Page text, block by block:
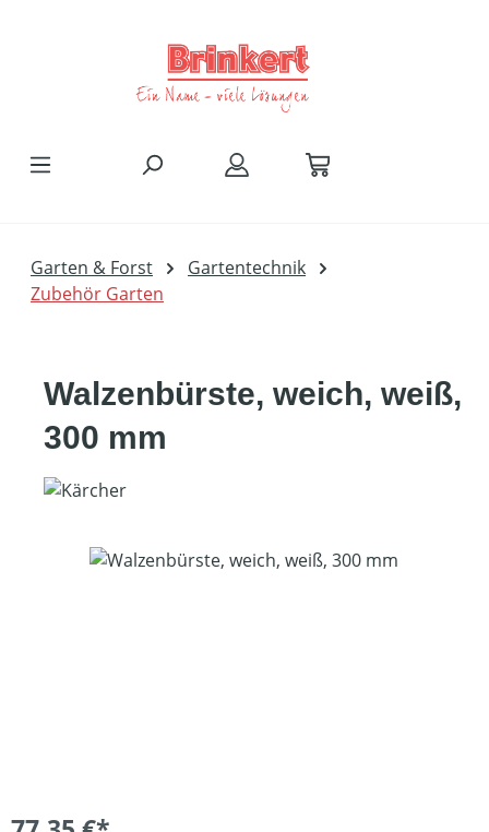
Garten & Forst
Gartentechnik
Zubehör Garten
Walzenbürste, weich, weiß,
300 mm
Bildergalerie überspringen